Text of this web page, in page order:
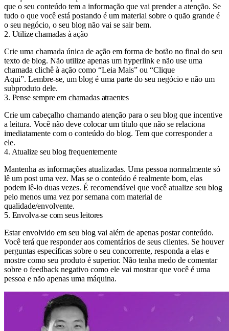
que o seu conteúdo tem a informação que vai prender a atenção. Se
tudo o que você está postando é um material sobre o quão grande é
o seu negócio, o seu blog não vai se sair bem.
2. Utilize chamadas à ação
Crie uma chamada única de ação em forma de botão no final do seu
texto de blog. Não utilize apenas um hyperlink e não use uma
chamada clichê à ação como “Leia Mais” ou “Clique
Aqui”. Lembre-se, um blog é uma parte do seu negócio e não um
subproduto dele.
3. Pense sempre em chamadas atraentes
Crie um cabeçalho chamando atenção para o seu blog que incentive
a leitura. Você não deve colocar um título que não se relaciona
imediatamente com o conteúdo do blog. Tem que corresponder a
ele.
4. Atualize seu blog frequentemente
Mantenha as informações atualizadas. Uma pessoa normalmente só
lê um post uma vez. Mas se o conteúdo é realmente bom, elas
podem lê-lo duas vezes. É recomendável que você atualize seu blog
pelo menos uma vez por semana com material de
qualidade/envolvente.
5. Envolva-se com seus leitores
Estar envolvido em seu blog vai além de apenas postar conteúdo.
Você terá que responder aos comentários de seus clientes. Se houver
perguntas específicas sobre o seu concorrente, responda a elas e
mostre como seu produto é superior. Não tenha medo de comentar
sobre o feedback negativo como ele vai mostrar que você é uma
pessoa e não apenas uma máquina.